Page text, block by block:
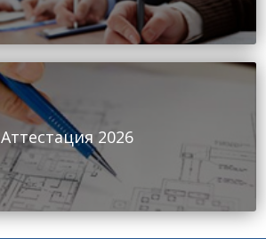
Аттестация 2026